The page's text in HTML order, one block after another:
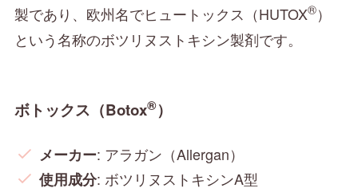
製であり、欧州名でヒュートックス（HUTOX®）
という名称のボツリヌストキシン製剤です。
ボトックス（Botox®）
メーカー: アラガン（Allergan）
使用成分: ボツリヌストキシンA型